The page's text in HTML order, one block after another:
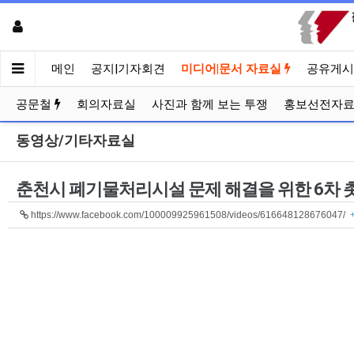
메인 공지|기자회견 미디어|문서 자료실 공유게
공문철 회의자료실 사진과 함께 보는 투쟁 홍보선전자료
동영상/기타자료실
춘천시 폐기물처리시설 문제 해결을 위한 6차
https://www.facebook.com/100009925961508/videos/616648128676047/